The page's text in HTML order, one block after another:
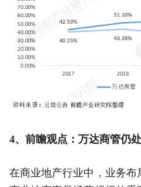
4、前瞻观点：万达商管仍
在商业地产行业中，业务布